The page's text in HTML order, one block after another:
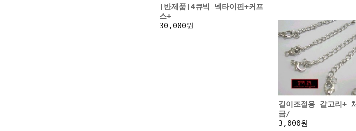
[반제품]4큐빅 넥타이핀+커프
스+
30,000원
길이조절용 갈고리+
금/
3,000원